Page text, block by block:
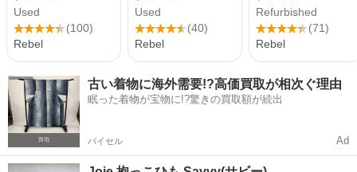
古い着物に海外需要!?高価買取が相次ぐ理由
眠った着物が宝物に!?驚きの買取額が続出
バイセル Ad